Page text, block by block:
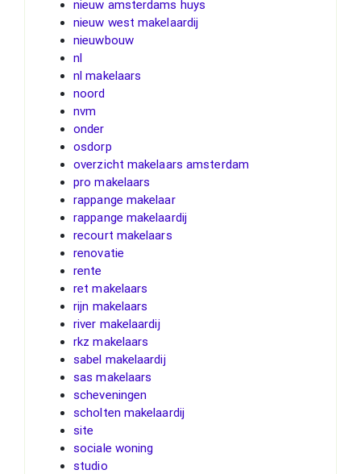
nieuw amsterdams huys
nieuw west makelaardij
nieuwbouw
nl
nl makelaars
noord
nvm
onder
osdorp
overzicht makelaars amsterdam
pro makelaars
rappange makelaar
rappange makelaardij
recourt makelaars
renovatie
rente
ret makelaars
rijn makelaars
river makelaardij
rkz makelaars
sabel makelaardij
sas makelaars
scheveningen
scholten makelaardij
site
sociale woning
studio